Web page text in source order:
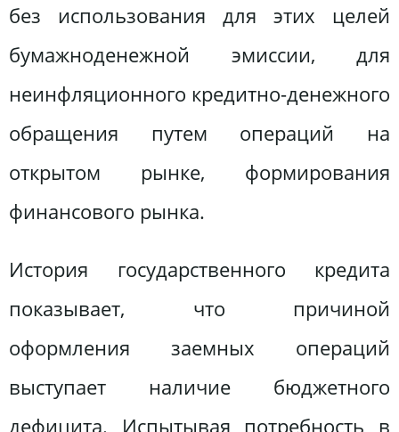
без использования для этих целей
бумажноденежной эмиссии, для
неинфляционного кредитно-денежного
обращения путем операций на
открытом рынке, формирования
финансового рынка.
История государственного кредита
показывает, что причиной
оформления заемных операций
выступает наличие бюджетного
дефицита. Испытывая потребность в